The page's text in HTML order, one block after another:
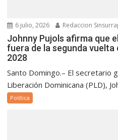
6 julio, 2026 Redaccion
Johnny Pujols afirma que
fuera de la segunda vuelta
2028
Santo Domingo.– El secretario
Liberación Dominicana (PLD),
Política